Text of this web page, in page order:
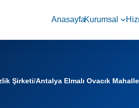
AnasayfaKurumsal
Şirketi/Antalya Elmalı Ovacık